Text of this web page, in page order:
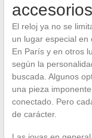
accesorios
El reloj ya no se
un lugar especial en
En París y en otros
según la
buscada. Algunos
una pieza
conectado. Pero
de carácter.